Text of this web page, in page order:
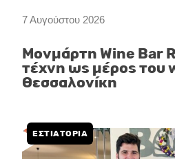
7 Αυγούστου 2026
Μονμάρτη Wine Bar
τέχνη ως μέρος του
Θεσσαλονίκη
ΕΣΤΙΑΤΟΡΙΑ